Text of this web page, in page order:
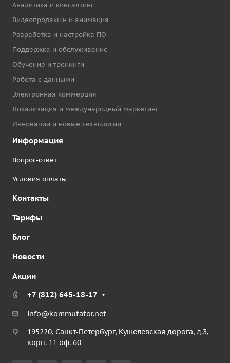
Аналитика и консалтинг
Видеопродакшн и анимация
Разработка и настройка ПО
Поддержка и обслуживание
Обучение и тренинги
Работа с данными
Электронная коммерция
Локализация и международный маркетинг
Инновации и новые технологии
Информация
Вопрос-ответ
Условия оплаты
Контакты
Тарифы
Блог
Новости
Акции
+7 (812) 645-18-17
info@kommutator.net
195220, Санкт-Петербург, Кушелевская дорога, д.3,
корп. 11 оф. 60